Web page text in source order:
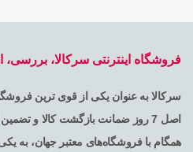
فروشگاه اینترنتی سرکالا، بررسی،
سرکالا به عنوان یکی از قوی ترین فروشگاه
اصل 7 روز ضمانت بازگشت کالا و
همگام با فروشگاه‌های معتبر جهان، به